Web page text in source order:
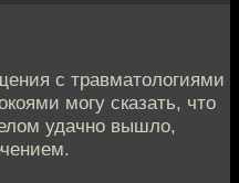
с травматологиями
могу сказать, что
удачно вышло,